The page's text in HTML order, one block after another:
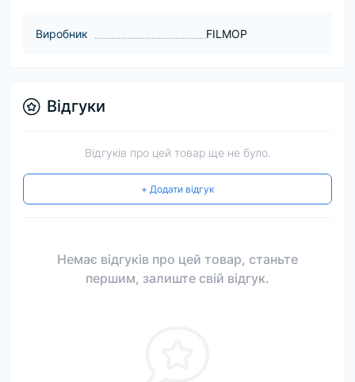
Виробник FILMOP
Відгуки
Відгуків про цей товар ще не було.
+ Додати відгук
Немає відгуків про цей товар, станьте
першим, залиште свій відгук.